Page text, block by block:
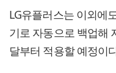
LG유플러스는 이외에
기로 자동으로 백업해
달부터 적용할 예정이